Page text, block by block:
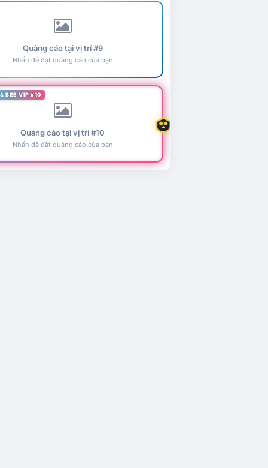
Quảng cáo tại vị trí #9
Nhấn để đặt quảng cáo của bạn
BEE VIP #10
Quảng cáo tại vị trí #10
Nhấn để đặt quảng cáo của bạn